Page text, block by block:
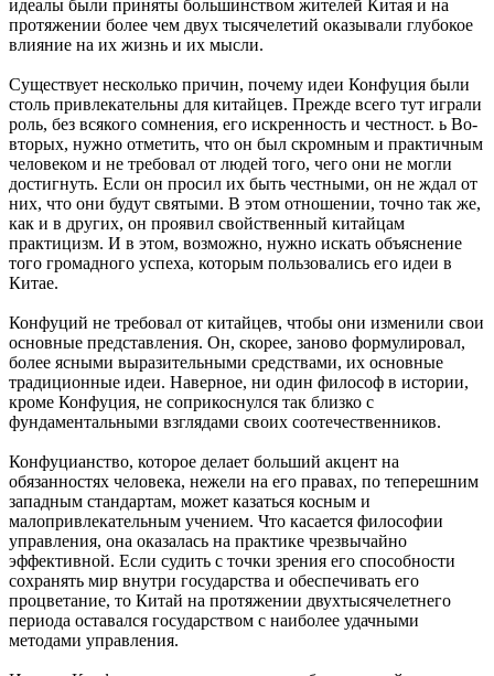
идеалы были приняты большинством жителей Китая и на
протяжении более чем двух тысячелетий оказывали глубокое
влияние на их жизнь и их мысли.
Существует несколько причин, почему идеи Конфуция были
столь привлекательны для китайцев. Прежде всего тут играли
роль, без всякого сомнения, его искренность и честност. ь Во-
вторых, нужно отметить, что он был скромным и практичным
человеком и не требовал от людей того, чего они не могли
достигнуть. Если он просил их быть честными, он не ждал от
них, что они будут святыми. В этом отношении, точно так же,
как и в других, он проявил свойственный китайцам
практицизм. И в этом, возможно, нужно искать объяснение
того громадного успеха, которым пользовались его идеи в
Китае.
Конфуций не требовал от китайцев, чтобы они изменили свои
основные представления. Он, скорее, заново формулировал,
более ясными выразительными средствами, их основные
традиционные идеи. Наверное, ни один философ в истории,
кроме Конфуция, не соприкоснулся так близко с
фундаментальными взглядами своих соотечественников.
Конфуцианство, которое делает больший акцент на
обязанностях человека, нежели на его правах, по теперешним
западным стандартам, может казаться косным и
малопривлекательным учением. Что касается философии
управления, она оказалась на практике чрезвычайно
эффективной. Если судить с точки зрения его способности
сохранять мир внутри государства и обеспечивать его
процветание, то Китай на протяжении двухтысячелетнего
периода оставался государством с наиболее удачными
методами управления.